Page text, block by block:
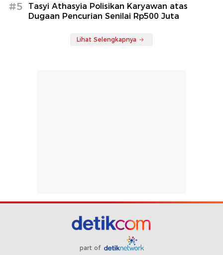
#5
Tasyi Athasyia Polisikan Karyawan atas
Dugaan Pencurian Senilai Rp500 Juta
Lihat Selengkapnya
part of